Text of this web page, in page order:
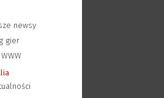
newsy
gier